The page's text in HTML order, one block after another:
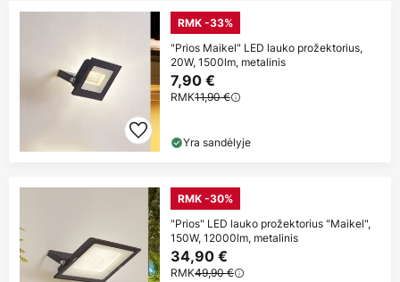
RMK -33%
"Prios Maikel" LED lauko prožektorius,
20W, 1500lm, metalinis
7,90 €
RMK11,90 €
Yra sandėlyje
RMK -30%
"Prios" LED lauko prožektorius "Maikel",
150W, 12000lm, metalinis
34,90 €
RMK49,90 €